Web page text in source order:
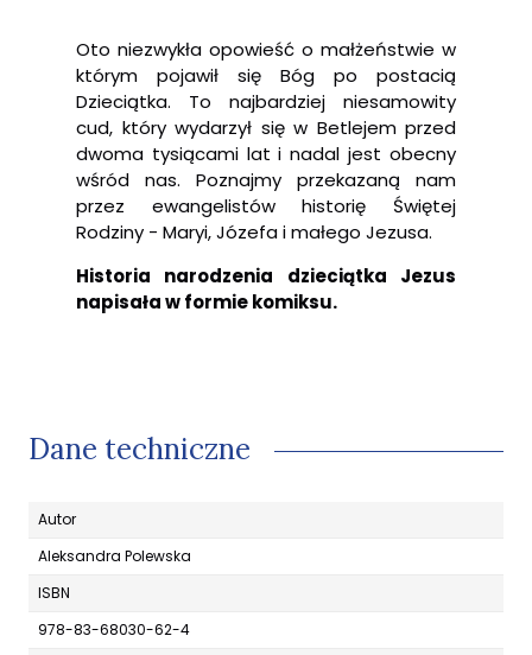
Oto niezwykła opowieść o małżeństwie w
którym pojawił się Bóg po postacią
Dzieciątka. To najbardziej niesamowity
cud, który wydarzył się w Betlejem przed
dwoma tysiącami lat i nadal jest obecny
wśród nas. Poznajmy przekazaną nam
przez ewangelistów historię Świętej
Rodziny - Maryi, Józefa i małego Jezusa.
Historia narodzenia dzieciątka Jezus
napisała w formie komiksu.
Dane techniczne
Autor
Aleksandra Polewska
ISBN
978-83-68030-62-4